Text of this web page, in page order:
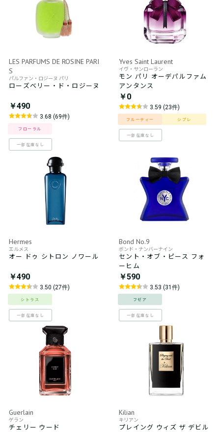
LES PARFUMS DE ROSINE PARI
S
パルファン・ロジーヌ パリ
ローズベリー・ド・ロジーヌ
￥490
3.68 (69件)
フローラル
一部在庫なし
Yves Saint Laurent
イヴ・サンローラン
モン パリ オーデパルファム
アンタンス
￥0
3.59 (23件)
フルーティー シプレ
一部在庫なし
Hermes
エルメス
オー ドゥ シトロン ノワール
￥490
3.50 (27件)
シトラス
一部在庫なし
Bond No.9
ボンド・ナンバーナイン
セント・オブ・ピース フォ
ーヒム
￥590
3.53 (31件)
フゼア
一部在庫なし
Guerlain
ゲラン
チェリー ウード
Kilian
キリアン
プレイング ウィズ ザ デビル